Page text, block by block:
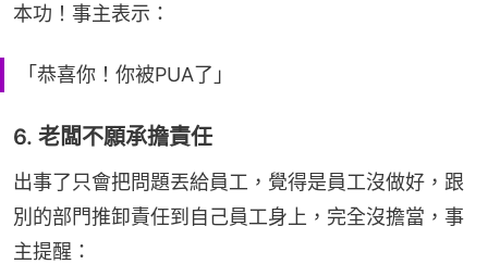
本功！事主表示：
「恭喜你！你被PUA了」
6. 老闆不願承擔責任
出事了只會把問題丟給員工，覺得是員工沒做好，跟
別的部門推卸責任到自己員工身上，完全沒擔當，事
主提醒：